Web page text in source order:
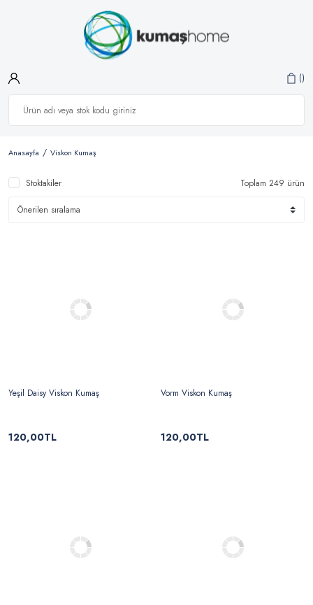
Anasayfa Viskon Kumaş
Stoktakiler Toplam 249 ürün
Yeşil Daisy Viskon Kumaş
120,00TL
Vorm Viskon Kumaş
120,00TL